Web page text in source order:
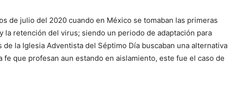
de julio del 2020 cuando en México se tomaban las primeras
la retención del virus; siendo un periodo de adaptación para
la Iglesia Adventista del Séptimo Día buscaban una alternativa
fe que profesan aun estando en aislamiento, este fue el caso de